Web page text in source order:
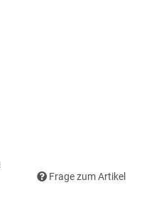
Frage zum Artikel